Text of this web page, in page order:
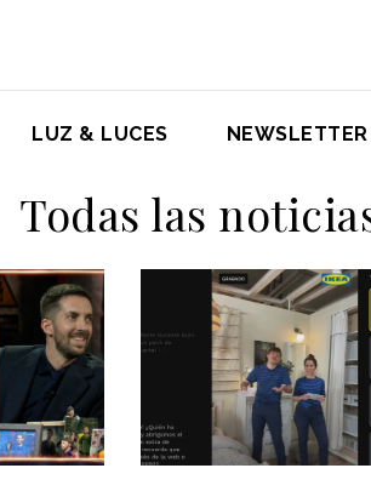
LUZ & LUCES NEWSLETTER
Todas las